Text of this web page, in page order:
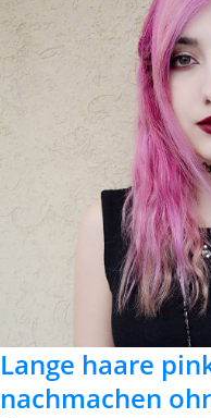
Lange haare
nachmachen